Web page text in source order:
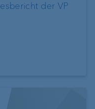
der VP